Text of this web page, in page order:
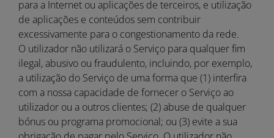
para a Internet ou aplicações de terceiros, e utilização
de aplicações e conteúdos sem contribuir
excessivamente para o congestionamento da rede.
O utilizador não utilizará o Serviço para qualquer fim
ilegal, abusivo ou fraudulento, incluindo, por exemplo,
a utilização do Serviço de uma forma que (1) interfira
com a nossa capacidade de fornecer o Serviço ao
utilizador ou a outros clientes; (2) abuse de qualquer
bónus ou programa promocional; ou (3) evite a sua